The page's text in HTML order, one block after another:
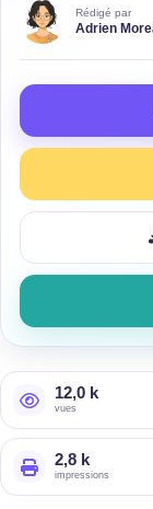
Rédigé par
Adrien
12,0 k
vues
2,8 k
impressions